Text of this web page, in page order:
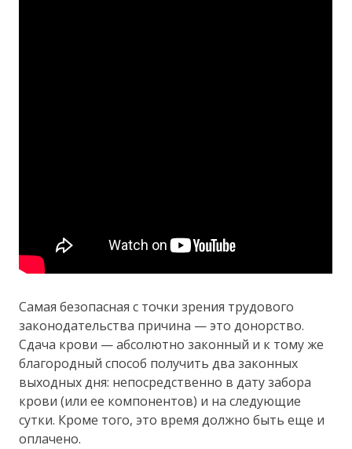
Самая безопасная с точки зрения трудового
законодательства причина — это донорство.
Сдача крови — абсолютно законный и к тому же
благородный способ получить два законных
выходных дня: непосредственно в дату забора
крови (или ее компонентов) и на следующие
сутки. Кроме того, это время должно быть еще и
оплачено.